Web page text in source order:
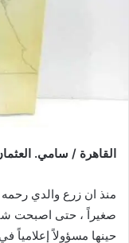
القاهرة / سامي.
منذ ان زرع والدي
صغيراً ، حتى اصبحت
حينها مسؤولاً إعلامياً